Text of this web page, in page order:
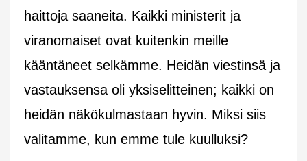
haittoja saaneita. Kaikki ministerit ja
viranomaiset ovat kuitenkin meille
kääntäneet selkämme. Heidän viestinsä ja
vastauksensa oli yksiselitteinen; kaikki on
heidän näkökulmastaan hyvin. Miksi siis
valitamme, kun emme tule kuulluksi?